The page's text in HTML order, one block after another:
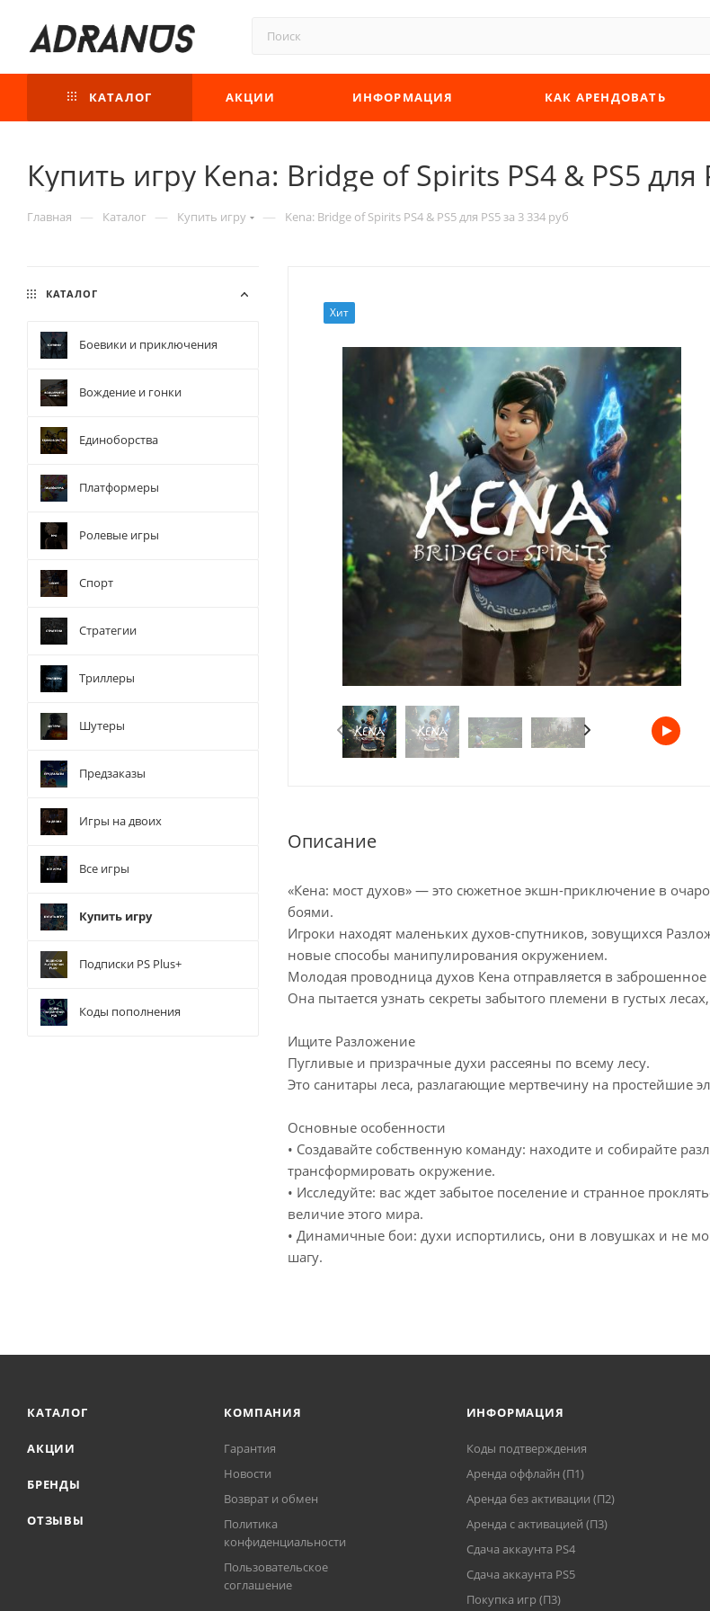
КАТАЛОГ АКЦИИ ИНФОРМАЦИЯ КАК АРЕНДОВАТЬ
Купить игру Kena: Bridge of Spirits PS4 & PS5 для
Главная — Каталог — Купить игру — Kena: Bridge of Spirits PS4 & PS5 для PS5 за 3 334 руб
Хит
Описание
«Кена: мост духов» — это сюжетное экшн-приключение в
боями.
Игроки находят маленьких духов-спутников, зовущихся
новые способы манипулирования окружением.
Молодая проводница духов Кена отправляется в
Она пытается узнать секреты забытого племени в густых
Ищите Разложение
Пугливые и призрачные духи рассеяны по всему лесу.
Это санитары леса, разлагающие мертвечину на простейшие
Основные особенности
• Создавайте собственную команду: находите и собирайте
трансформировать окружение.
• Исследуйте: вас ждет забытое поселение и странное
величие этого мира.
• Динамичные бои: духи испортились, они в ловушках и не
шагу.
КАТАЛОГ
Боевики и приключения
Вождение и гонки
Единоборства
Платформеры
Ролевые игры
Спорт
Стратегии
Триллеры
Шутеры
Предзаказы
Игры на двоих
Все игры
Купить игру
Подписки PS Plus+
Коды пополнения
КАТАЛОГ
АКЦИИ
БРЕНДЫ
ОТЗЫВЫ
КОМПАНИЯ
Гарантия
Новости
Возврат и обмен
Политика
конфиденциальности
Пользовательское
соглашение
ИНФОРМАЦИЯ
Коды подтверждения
Аренда оффлайн (П1)
Аренда без активации (П2)
Аренда с активацией (П3)
Сдача аккаунта PS4
Cдача аккаунта PS5
Покупка игр (П3)